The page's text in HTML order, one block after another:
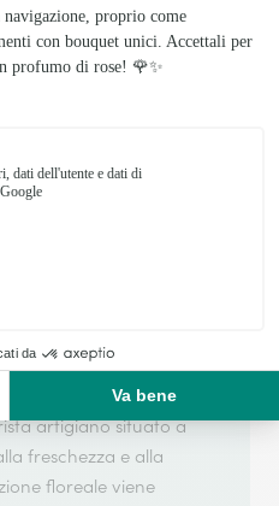
ROMA
sulla sua partnership con
floreale di
artigiano situato a
freschezza e alla
floreale viene